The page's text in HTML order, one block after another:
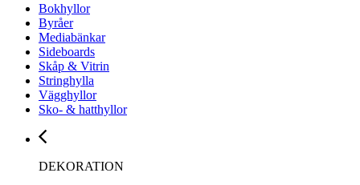
Bokhyllor
Byråer
Mediabänkar
Sideboards
Skåp & Vitrin
Stringhylla
Vägghyllor
Sko- & hatthyllor
DEKORATION